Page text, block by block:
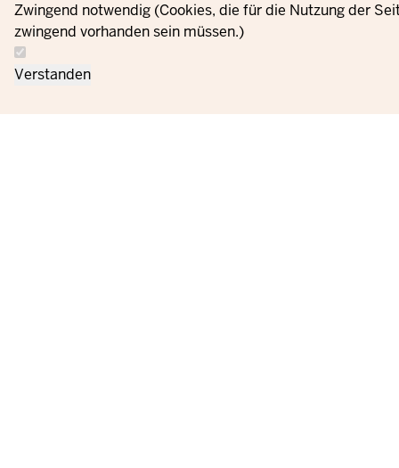
Zwingend notwendig (Cookies, die für die Nutzung der
zwingend vorhanden sein müssen.)
Verstanden